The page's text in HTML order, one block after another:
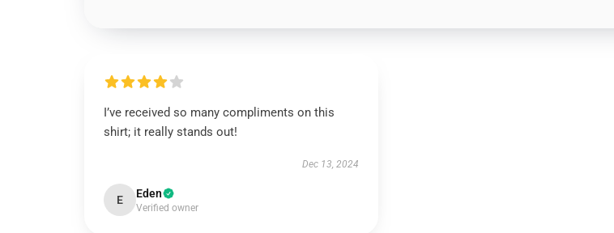
I’ve received so many compliments on this
shirt; it really stands out!
Dec 13, 2024
E Eden
Verified owner